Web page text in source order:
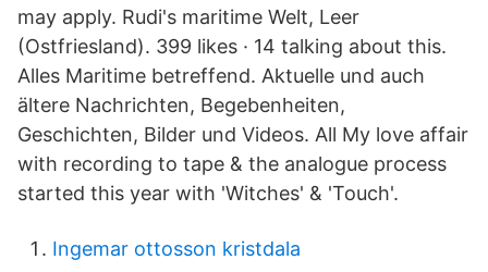
may apply. Rudi's maritime Welt, Leer
(Ostfriesland). 399 likes · 14 talking about this.
Alles Maritime betreffend. Aktuelle und auch
ältere Nachrichten, Begebenheiten,
Geschichten, Bilder und Videos. All My love affair
with recording to tape & the analogue process
started this year with 'Witches' & 'Touch'.
Ingemar ottosson kristdala